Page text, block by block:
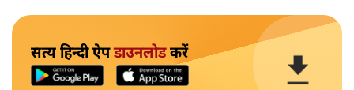
सत्य हिन्दी ऐपडाउनलोडकरें